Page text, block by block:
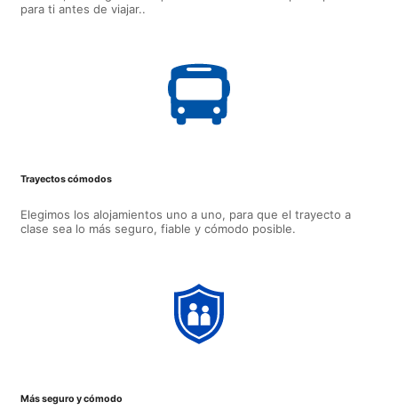
para ti antes de viajar..
Trayectos cómodos
Elegimos los alojamientos uno a uno, para que el trayecto a
clase sea lo más seguro, fiable y cómodo posible.
Más seguro y cómodo